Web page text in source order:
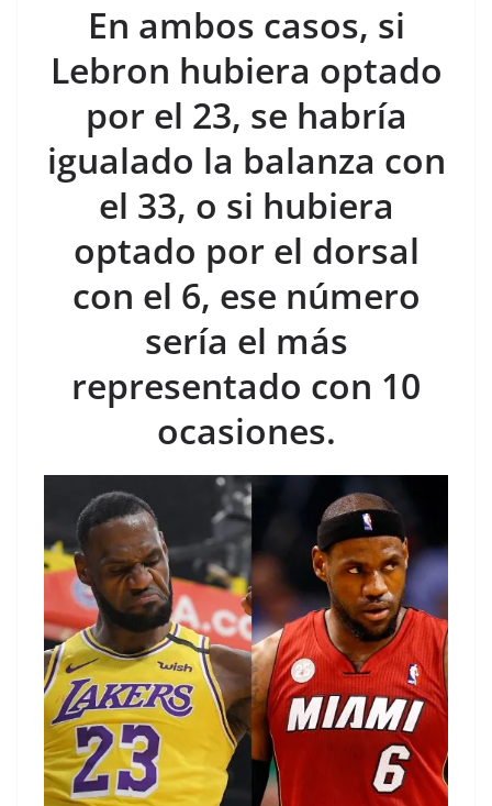
En ambos casos, si
Lebron hubiera optado
por el 23, se habría
igualado la balanza con
el 33, o si hubiera
optado por el dorsal
con el 6, ese número
sería el más
representado con 10
ocasiones.